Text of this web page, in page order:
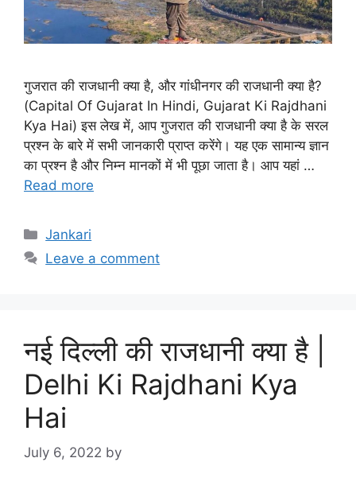
गुजरात की राजधानी क्या है, और गांधीनगर की राजधानी क्या है?
(Capital Of Gujarat In Hindi, Gujarat Ki Rajdhani
Kya Hai) इस लेख में, आप गुजरात की राजधानी क्या है के सरल
प्रश्न के बारे में सभी जानकारी प्राप्त करेंगे। यह एक सामान्य ज्ञान
का प्रश्न है और निम्न मानकों में भी पूछा जाता है। आप यहां …
Read more
Categories
Jankari
Leave a comment
नई दिल्ली की राजधानी क्या है |
Delhi Ki Rajdhani Kya
Hai
July 6, 2022 by